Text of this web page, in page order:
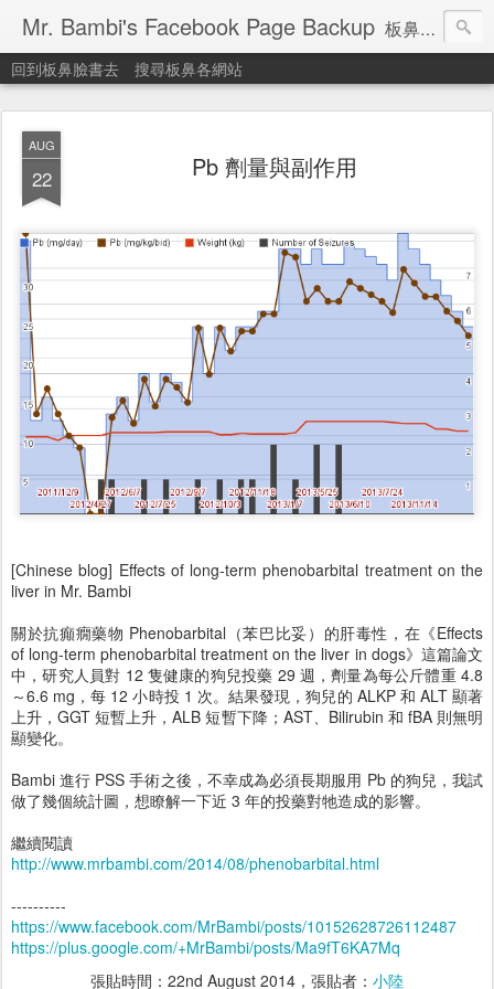
Mr. Bambi's Facebook Page Backup 板鼻臉書備份站
回到板鼻臉書去 搜尋板鼻各網站
AUG
22 Pb 劑量與副作用
[Chinese blog] Effects of long-term phenobarbital treatment on the
liver in Mr. Bambi
關於抗癲癇藥物 Phenobarbital（苯巴比妥）的肝毒性，在《Effects
of long-term phenobarbital treatment on the liver in dogs》這篇論文
中，研究人員對 12 隻健康的狗兒投藥 29 週，劑量為每公斤體重 4.8
～6.6 mg，每 12 小時投 1 次。結果發現，狗兒的 ALKP 和 ALT 顯著
上升，GGT 短暫上升，ALB 短暫下降；AST、Bilirubin 和 fBA 則無明
顯變化。
Bambi 進行 PSS 手術之後，不幸成為必須長期服用 Pb 的狗兒，我試
做了幾個統計圖，想瞭解一下近 3 年的投藥對牠造成的影響。
繼續閱讀
http://www.mrbambi.com/2014/08/phenobarbital.html
----------
https://www.facebook.com/MrBambi/posts/10152628726112487
https://plus.google.com/+MrBambi/posts/Ma9fT6KA7Mq
張貼時間： 22nd August 2014 ，張貼者： 小陸